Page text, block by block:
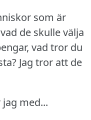
som är
de skulle välja
vad tror du
Jag tror att de
jag med...